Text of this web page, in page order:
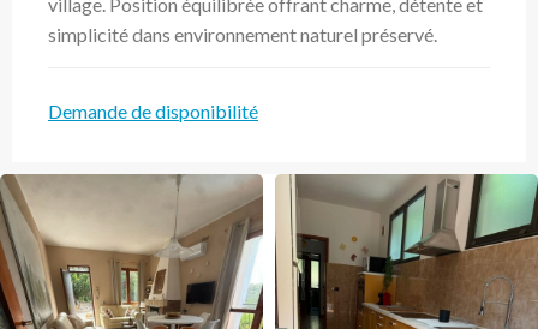
simplicité dans environnement naturel préservé.
Demande de disponibilité